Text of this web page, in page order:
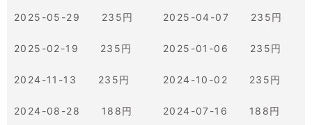
2025-05-29 235円 2025-04-07 235円
2025-02-19 235円 2025-01-06 235円
2024-11-13 235円 2024-10-02 235円
2024-08-28 188円 2024-07-16 188円